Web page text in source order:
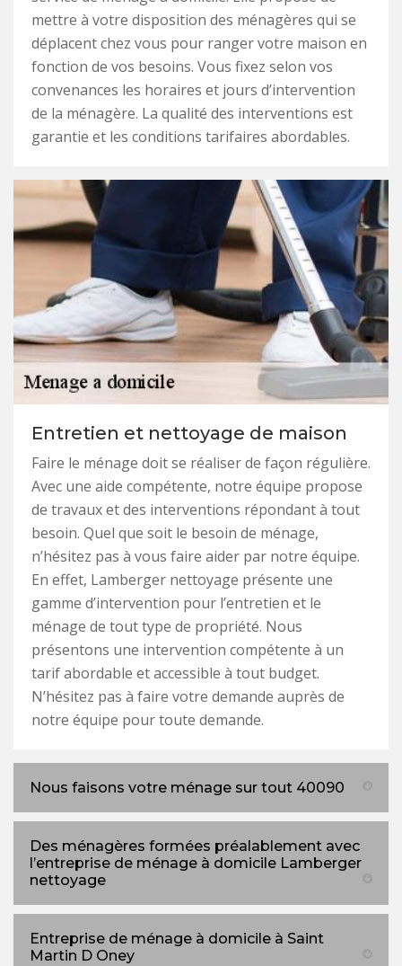
mettre à votre disposition des ménagères qui se
déplacent chez vous pour ranger votre maison en
fonction de vos besoins. Vous fixez selon vos
convenances les horaires et jours d’intervention
de la ménagère. La qualité des interventions est
garantie et les conditions tarifaires abordables.
Entretien et nettoyage de maison
Faire le ménage doit se réaliser de façon régulière.
Avec une aide compétente, notre équipe propose
de travaux et des interventions répondant à tout
besoin. Quel que soit le besoin de ménage,
n’hésitez pas à vous faire aider par notre équipe.
En effet, Lamberger nettoyage présente une
gamme d’intervention pour l’entretien et le
ménage de tout type de propriété. Nous
présentons une intervention compétente à un
tarif abordable et accessible à tout budget.
N’hésitez pas à faire votre demande auprès de
notre équipe pour toute demande.
Nous faisons votre ménage sur tout 40090
Des ménagères formées préalablement avec
l’entreprise de ménage à domicile Lamberger
nettoyage
Entreprise de ménage à domicile à Saint
Martin D Oney